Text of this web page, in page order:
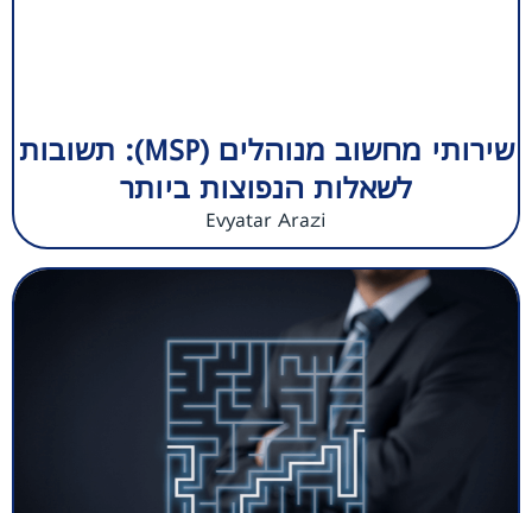
שירותי מחשוב מנוהלים (MSP): תשובות
לשאלות הנפוצות ביותר
Evyatar Arazi